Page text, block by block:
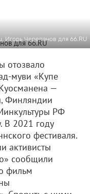
Игорь Черепанов для 66.RU
отозвало
муви «Купе
—
Финляндии
РФ
В 2021 году
фестиваля.
активисты
сообщили
фильм